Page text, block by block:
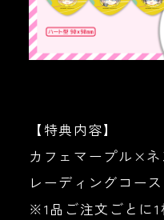
【特典内容】
カフェマープル×
レーディングコース
※1品ご注文ごとに